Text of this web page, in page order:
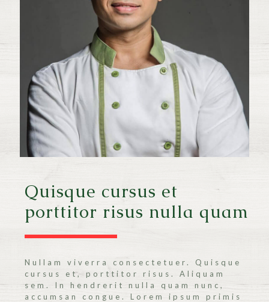
Quisque cursus et
porttitor risus nulla quam
Nullam viverra consectetuer. Quisque
cursus et, porttitor risus. Aliquam
sem. In hendrerit nulla quam nunc,
accumsan congue. Lorem ipsum primis